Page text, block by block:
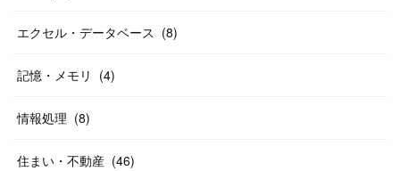
エクセル・データベース (8)
記憶・メモリ (4)
情報処理 (8)
住まい・不動産 (46)